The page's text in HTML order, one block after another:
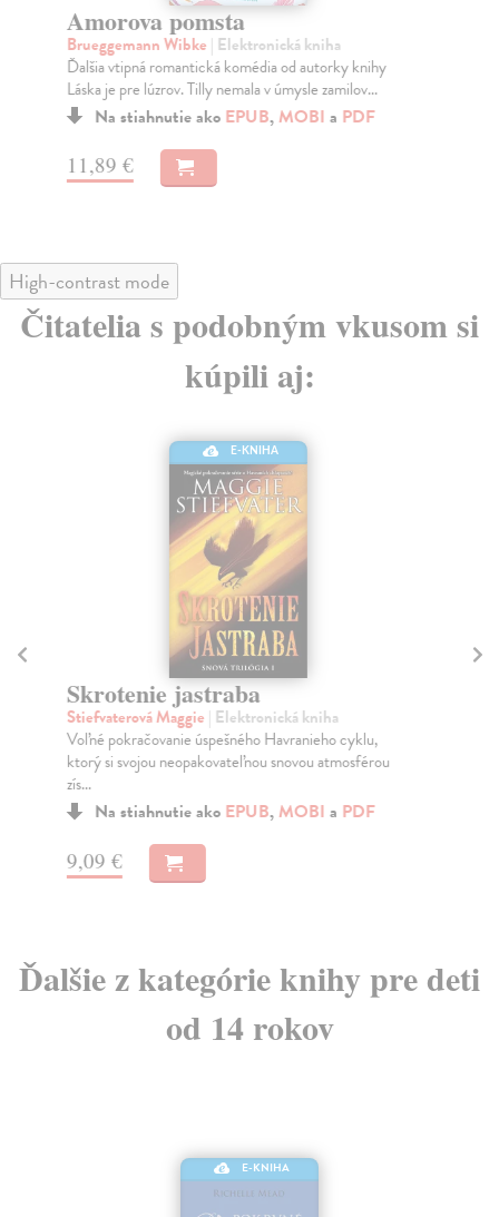
Amorova pomsta
Brueggemann Wibke | Elektronická kniha
Ďalšia vtipná romantická komédia od autorky knihy
Láska je pre lúzrov. Tilly nemala v úmysle zamilov...
Na stiahnutie ako EPUB,MOBI a PDF
11,89 €
High-contrast mode
Čitatelia s podobným vkusom si
kúpili aj:
E-KNIHA
Skrotenie jastraba
Stiefvaterová Maggie | Elektronická kniha
Voľné pokračovanie úspešného Havranieho cyklu,
ktorý si svojou neopakovateľnou snovou atmosférou
zís...
Na stiahnutie ako EPUB,MOBI a PDF
9,09 €
Ďalšie z kategórie knihy pre deti
od 14 rokov
E-KNIHA